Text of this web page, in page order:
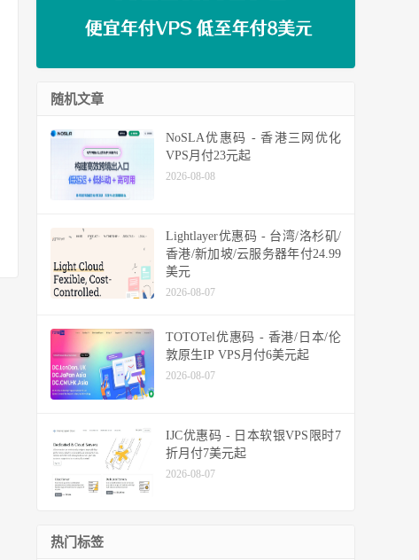
随机文章
NoSLA优惠码 - 香港三网优化
VPS月付23元起
2026-08-08
Lightlayer优惠码 - 台湾/洛杉矶/
香港/新加坡/云服务器年付24.99
美元
2026-08-07
TOTOTel优惠码 - 香港/日本/伦
敦原生IP VPS月付6美元起
2026-08-07
IJC优惠码 - 日本软银VPS限时7
折月付7美元起
2026-08-07
热门标签